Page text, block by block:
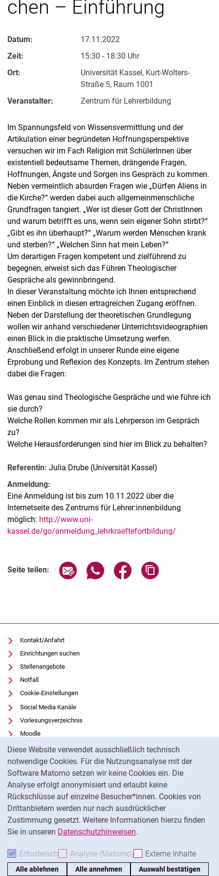
Diese Website verwendet ausschließlich technisch
notwendige Cookies. Für die Nutzungsanalyse mit der
Software Matomo setzen wir keine Cookies ein. Die
Analyse erfolgt anonymisiert und erlaubt keine
Rückschlüsse auf einzelne Besucher*innen. Cookies von
Drittanbietern werden nur nach ausdrücklicher
Zustimmung gesetzt. Weitere Informationen hierzu finden
Sie in unseren Datenschutzhinweisen.
Erforderlich Erforderliche Cookies akzeptieren
Analyse (Matomo) Analyse-Cookies
Externe Inhalte
Alle ablehnen Alle annehmen Auswahl bestätigen
chen – Ein­füh­rung
Datum:
17.11.2022
Zeit:
15:30 - 18:30 Uhr
Ort:
Universität Kassel, Kurt-Wolters-
Straße 5, Raum 1001
Veranstalter:
Zentrum für Lehrerbildung
Im Spannungsfeld von Wissensvermittlung und der
Artikulation einer begründeten Hoffnungsperspektive
versuchen wir im Fach Religion mit SchülerInnen über
existentiell bedeutsame Themen, drängende Fragen,
Hoffnungen, Ängste und Sorgen ins Gespräch zu kommen.
Neben vermeintlich absurden Fragen wie „Dürfen Aliens in
die Kirche?“ werden dabei auch allgemeinmenschliche
Grundfragen tangiert. „Wer ist dieser Gott der ChristInnen
und warum betrifft es uns, wenn sein eigener Sohn stirbt?“
„Gibt es ihn überhaupt?“ „Warum werden Menschen krank
und sterben?“ „Welchen Sinn hat mein Leben?“
Um derartigen Fragen kompetent und zielführend zu
begegnen, erweist sich das Führen Theologischer
Gespräche als gewinnbringend.
In dieser Veranstaltung möchte ich Ihnen entsprechend
einen Einblick in diesen ertragreichen Zugang eröffnen.
Neben der Darstellung der theoretischen Grundlegung
wollen wir anhand verschiedener Unterrichtsvideographien
einen Blick in die praktische Umsetzung werfen.
Anschließend erfolgt in unserer Runde eine eigene
Erprobung und Reflexion des Konzepts. Im Zentrum stehen
dabei die Fragen:
Was genau sind Theologische Gespräche und wie führe ich
sie durch?
Welche Rollen kommen mir als Lehrperson im Gespräch
zu?
Welche Herausforderungen sind hier im Blick zu behalten?
Referentin: Julia Drube (Universität Kassel)
Anmeldung:
Eine Anmeldung ist bis zum 10.11.2022 über die
Internetseite des Zentrums für Lehrer:innenbildung
möglich: http://www.uni-
kassel.de/go/anmeldung_lehrkraeftefortbildung/
Seite teilen: Seite über E-Mail teilen
Seite über WhatsApp teilen
Seite über Facebook
Kontakt/Anfahrt
Einrichtungen suchen
Stellenangebote
Notfall
Cookie-Einstellungen
Social Media Kanäle
Vorlesungsverzeichnis
Moodle
Panopto
Universitätsbibliothek
Datenschutz
Barrierefreiheit
Transparenter KI-Einsatz